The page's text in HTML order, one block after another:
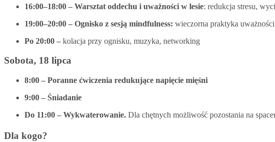
16:00–18:00 – Warsztat oddechu i uważności w lesie: redukcja stresu,
19:00–20:00 – Ognisko z sesją mindfulness: wieczorna praktyka
Po 20:00 – kolacja przy ognisku, muzyka, networking
Sobota, 18 lipca
8:00 – Poranne ćwiczenia redukujące napięcie mięśni
9:00 – Śniadanie
Do 11:00 – Wykwaterowanie. Dla chętnych możliwość pozostania na
Dla kogo?